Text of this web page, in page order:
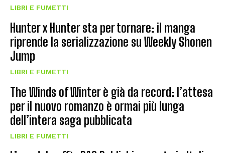
LIBRI E FUMETTI
Hunter x Hunter sta per tornare: il manga
riprende la serializzazione su Weekly Shonen
Jump
LIBRI E FUMETTI
The Winds of Winter è già da record: l’attesa
per il nuovo romanzo è ormai più lunga
dell’intera saga pubblicata
LIBRI E FUMETTI